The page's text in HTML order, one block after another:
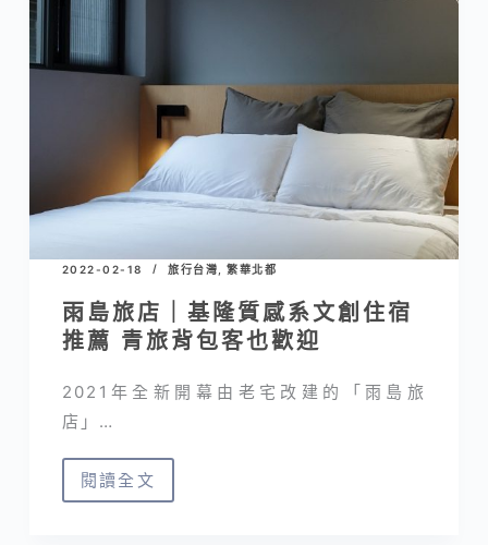
2022-02-18 旅行台灣,繁華北都
雨島旅店｜基隆質感系文創住宿
推薦 青旅背包客也歡迎
2021年全新開幕由老宅改建的「雨島旅
店」…
閱讀全文
雨